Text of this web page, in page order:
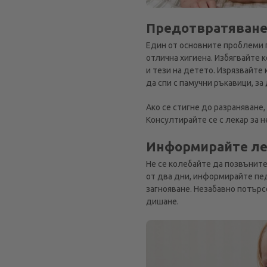
Един от основните проблеми
отлична хигиена. Избягвайте
и тези на детето.
да спи с памучни ръкавици,
Ако се стигне до
Консултирайте се с лекар за
Информирайте
Не се колебайте да
от два дни, информирайте
загнояване. Незабавно
дишане.